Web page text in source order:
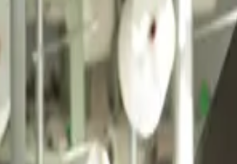
Меньшие объёмы доступны по
заказа клиент